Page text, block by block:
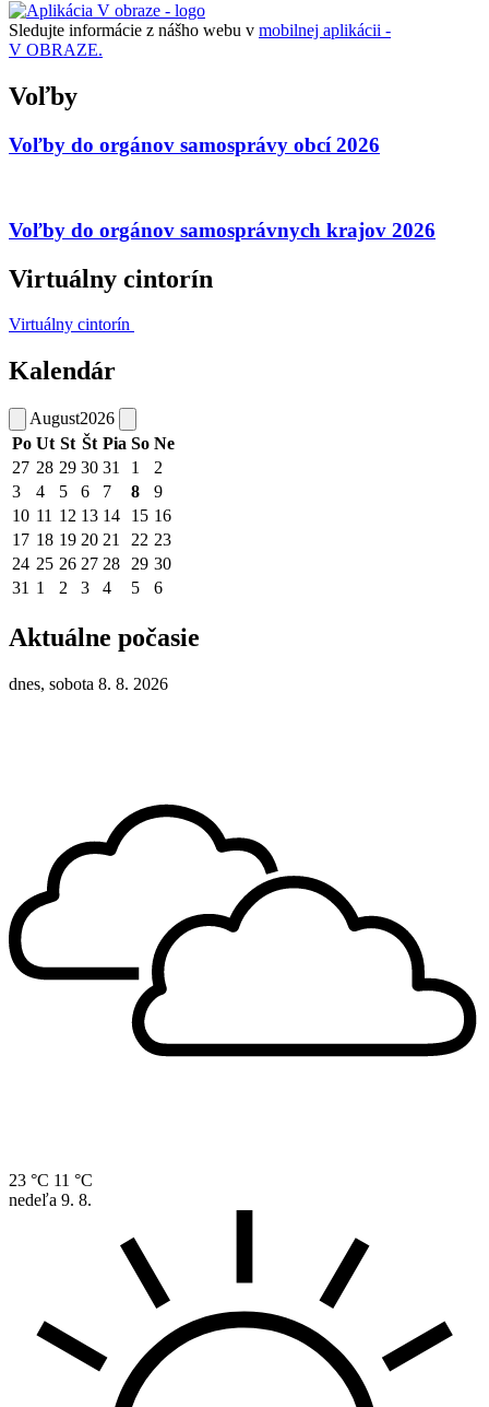
Sledujte informácie z nášho webu v mobilnej aplikácii -
V OBRAZE.
Voľby
Voľby do orgánov samosprávy obcí 2026
Voľby do orgánov samosprávnych krajov 2026
Virtuálny cintorín
Virtuálny cintorín
Kalendár
August2026
Po Ut St Št Pia So Ne
27 28 29 30 31 1
2
3
4 5 6 7 8
9
10 11 12 13 14 15 16
17 18 19 20 21 22 23
24 25 26 27 28 29 30
31 1 2 3 4 5 6
Aktuálne počasie
dnes, sobota 8. 8. 2026
23 °C 11 °C
nedeľa 9. 8.